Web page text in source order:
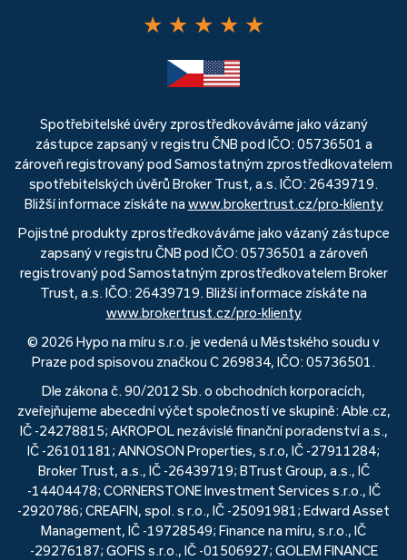
★ ★ ★ ★ ★
Spotřebitelské úvěry zprostředkováváme jako vázaný
zástupce zapsaný v registru ČNB pod IČO: 05736501 a
zároveň registrovaný pod Samostatným zprostředkovatelem
spotřebitelských úvěrů Broker Trust, a.s. IČO: 26439719.
Bližší informace získáte na www.brokertrust.cz/pro-klienty
Pojistné produkty zprostředkováváme jako vázaný zástupce
zapsaný v registru ČNB pod IČO: 05736501 a zároveň
registrovaný pod Samostatným zprostředkovatelem Broker
Trust, a.s. IČO: 26439719. Bližší informace získáte na
www.brokertrust.cz/pro-klienty
© 2026 Hypo na míru s.r.o. je vedená u Městského soudu v
Praze pod spisovou značkou C 269834, IČO: 05736501.
Dle zákona č. 90/2012 Sb. o obchodních korporacích,
zveřejňujeme abecední výčet společností ve skupině: Able.cz,
IČ -24278815; AKROPOL nezávislé finanční poradenství a.s.,
IČ -26101181; ANNOSON Properties, s.r.o, IČ -27911284;
Broker Trust, a.s., IČ -26439719; BTrust Group, a.s., IČ
-14404478; CORNERSTONE Investment Services s.r.o., IČ
-2920786; CREAFIN, spol. s r.o., IČ -25091981; Edward Asset
Management, IČ -19728549; Finance na míru, s.r.o., IČ
-29276187; GOFIS s.r.o., IČ -01506927; GOLEM FINANCE